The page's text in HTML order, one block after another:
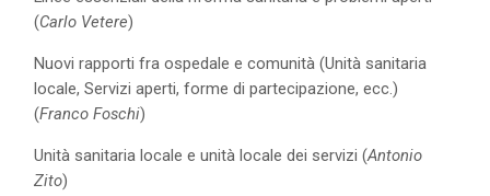
(Carlo Vetere)
Nuovi rapporti fra ospedale e comunità (Unità sanitaria
locale, Servizi aperti, forme di partecipazione, ecc.)
(Franco Foschi)
Unità sanitaria locale e unità locale dei servizi (Antonio
Zito)